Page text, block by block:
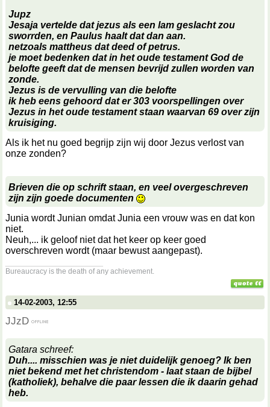
Jupz
Jesaja vertelde dat jezus als een lam geslacht zou
sworrden, en Paulus haalt dat dan aan.
netzoals mattheus dat deed of petrus.
je moet bedenken dat in het oude testament God de
belofte geeft dat de mensen bevrijd zullen worden van
zonde.
Jezus is de vervulling van die belofte
ik heb eens gehoord dat er 303 voorspellingen over
Jezus in het oude testament staan waarvan 69 over zijn
kruisiging.
Als ik het nu goed begrijp zijn wij door Jezus verlost van
onze zonden?
Brieven die op schrift staan, en veel overgeschreven
zijn zijn goede documenten
Junia wordt Junian omdat Junia een vrouw was en dat kon
niet.
Neuh,... ik geloof niet dat het keer op keer goed
overschreven wordt (maar bewust aangepast).
Bureaucracy is the death of any achievement.
14-02-2003, 12:55
JJzD
Gatara schreef:
Duh.... misschien was je niet duidelijk genoeg? Ik ben
niet bekend met het christendom - laat staan de bijbel
(katholiek), behalve die paar lessen die ik daarin gehad
heb.